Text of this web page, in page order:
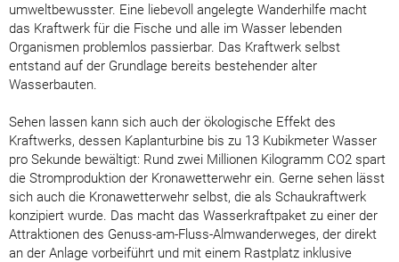
umweltbewusster. Eine liebevoll angelegte Wanderhilfe macht
das Kraftwerk für die Fische und alle im Wasser lebenden
Organismen problemlos passierbar. Das Kraftwerk selbst
entstand auf der Grundlage bereits bestehender alter
Wasserbauten.
Sehen lassen kann sich auch der ökologische Effekt des
Kraftwerks, dessen Kaplanturbine bis zu 13 Kubikmeter Wasser
pro Sekunde bewältigt: Rund zwei Millionen Kilogramm CO2 spart
die Stromproduktion der Kronawetterwehr ein. Gerne sehen lässt
sich auch die Kronawetterwehr selbst, die als Schaukraftwerk
konzipiert wurde. Das macht das Wasserkraftpaket zu einer der
Attraktionen des Genuss-am-Fluss-Almwanderweges, der direkt
an der Anlage vorbeiführt und mit einem Rastplatz inklusive